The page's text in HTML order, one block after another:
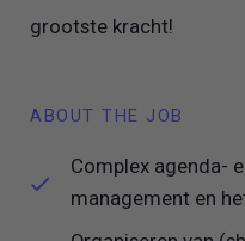
grootste kracht!
ABOUT THE JOB
Complex agenda-
management en